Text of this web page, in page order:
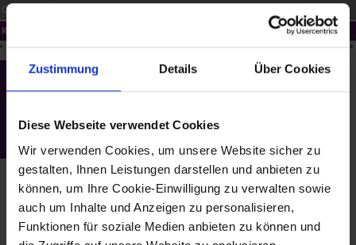
Zustimmung Details Über Cookies
Diese Webseite verwendet Cookies
Wir verwenden Cookies, um unsere Website sicher zu
gestalten, Ihnen Leistungen darstellen und anbieten zu
können, um Ihre Cookie-Einwilligung zu verwalten sowie
auch um Inhalte und Anzeigen zu personalisieren,
Funktionen für soziale Medien anbieten zu können und
ORTE
KUNST
Die St. Othmarkirche in Mödling
Thomas Ender (*1793, †1875)
NÖ Landesbibliothek, Topogr. Sammlung
PERSONEN: 1 Link
Maler/innen, Bildende Künstler/innen
Thomas Ender (*1793, †1875)